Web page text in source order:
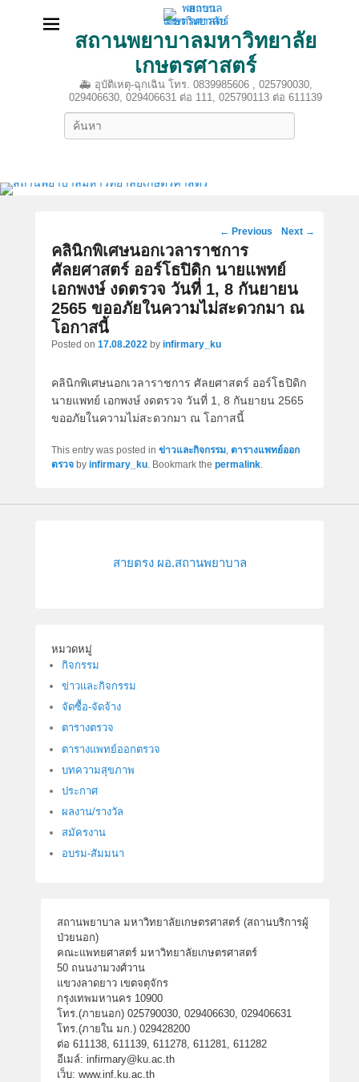
สถานพยาบาลมหาวิทยาลัย
เกษตรศาสตร์
🚑 อุบัติเหตุ-ฉุกเฉิน โทร. 0839985606 , 025790030,
029406630, 029406631 ต่อ 111, 025790113 ต่อ 611139
Post
navigation
← Previous Next →
คลินิกพิเศษนอกเวลาราชการ
ศัลยศาสตร์ ออร์โธปิดิก นายแพทย์
เอกพงษ์ งดตรวจ วันที่ 1, 8 กันยายน
2565 ขออภัยในความไม่สะดวกมา ณ
โอกาสนี้
Posted on 17.08.2022 by infirmary_ku
คลินิกพิเศษนอกเวลาราชการ ศัลยศาสตร์ ออร์โธปิดิก
นายแพทย์ เอกพงษ์ งดตรวจ วันที่ 1, 8 กันยายน 2565
ขออภัยในความไม่สะดวกมา ณ โอกาสนี้
This entry was posted in ข่าวและกิจกรรม, ตารางแพทย์ออก
ตรวจ by infirmary_ku. Bookmark the permalink.
สายตรง ผอ.สถานพยาบาล
หมวดหมู่
กิจกรรม
ข่าวและกิจกรรม
จัดซื้อ-จัดจ้าง
ตารางตรวจ
ตารางแพทย์ออกตรวจ
บทความสุขภาพ
ประกาศ
ผลงาน/รางวัล
สมัครงาน
อบรม-สัมมนา
สถานพยาบาล มหาวิทยาลัยเกษตรศาสตร์ (สถานบริการผู้
ป่วยนอก)
คณะแพทยศาสตร์ มหาวิทยาลัยเกษตรศาสตร์
50 ถนนงามวงศ์วาน
แขวงลาดยาว เขตจตุจักร
กรุงเทพมหานคร 10900
โทร.(ภายนอก) 025790030, 029406630, 029406631
โทร.(ภายใน มก.) 029428200
ต่อ 611138, 611139, 611278, 611281, 611282
อีเมล์: infirmary@ku.ac.th
เว็บ: www.inf.ku.ac.th